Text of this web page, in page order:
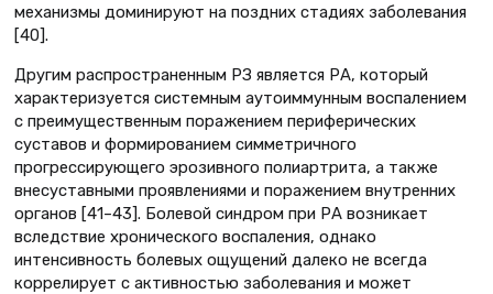
механизмы доминируют на поздних стадиях заболевания
[40].
Другим распространенным РЗ является РА, который
характеризуется системным аутоиммунным воспалением
с преимущественным поражением периферических
суставов и формированием симметричного
прогрессирующего эрозивного полиартрита, а также
внесуставными проявлениями и поражением внутренних
органов [41–43]. Болевой синдром при РА возникает
вследствие хронического воспаления, однако
интенсивность болевых ощущений далеко не всегда
коррелирует с активностью заболевания и может